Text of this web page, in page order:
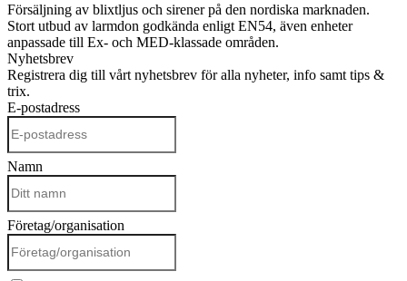
Försäljning av blixtljus och sirener på den nordiska marknaden.
Stort utbud av larmdon godkända enligt EN54, även enheter
anpassade till Ex- och MED-klassade områden.
Nyhetsbrev
Registrera dig till vårt nyhetsbrev för alla nyheter, info samt tips &
trix.
E-postadress
Namn
Företag/organisation